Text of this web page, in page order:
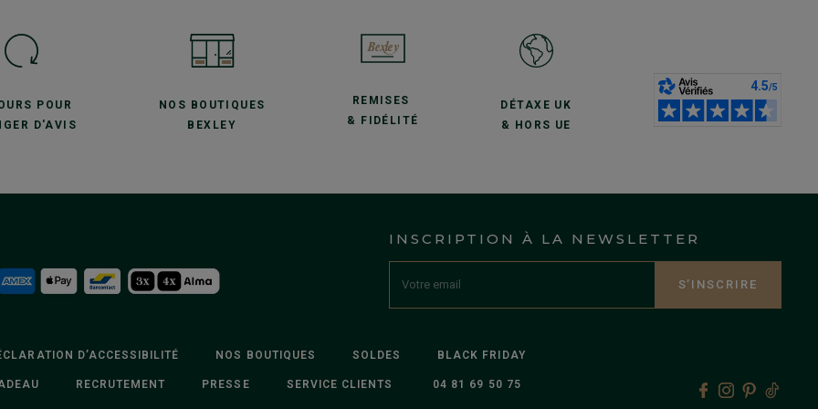
POUR
D'AVIS
NOS BOUTIQUES
BEXLEY
REMISES
& FIDÉLITÉ
DÉTAXE UK
& HORS UE
INSCRIPTION À LA NEWSLETTER
S’INSCRIRE
D’ACCESSIBILITÉ NOS BOUTIQUES SOLDES BLACK FRIDAY
RECRUTEMENT PRESSE SERVICE CLIENTS 04 81 69 50 75